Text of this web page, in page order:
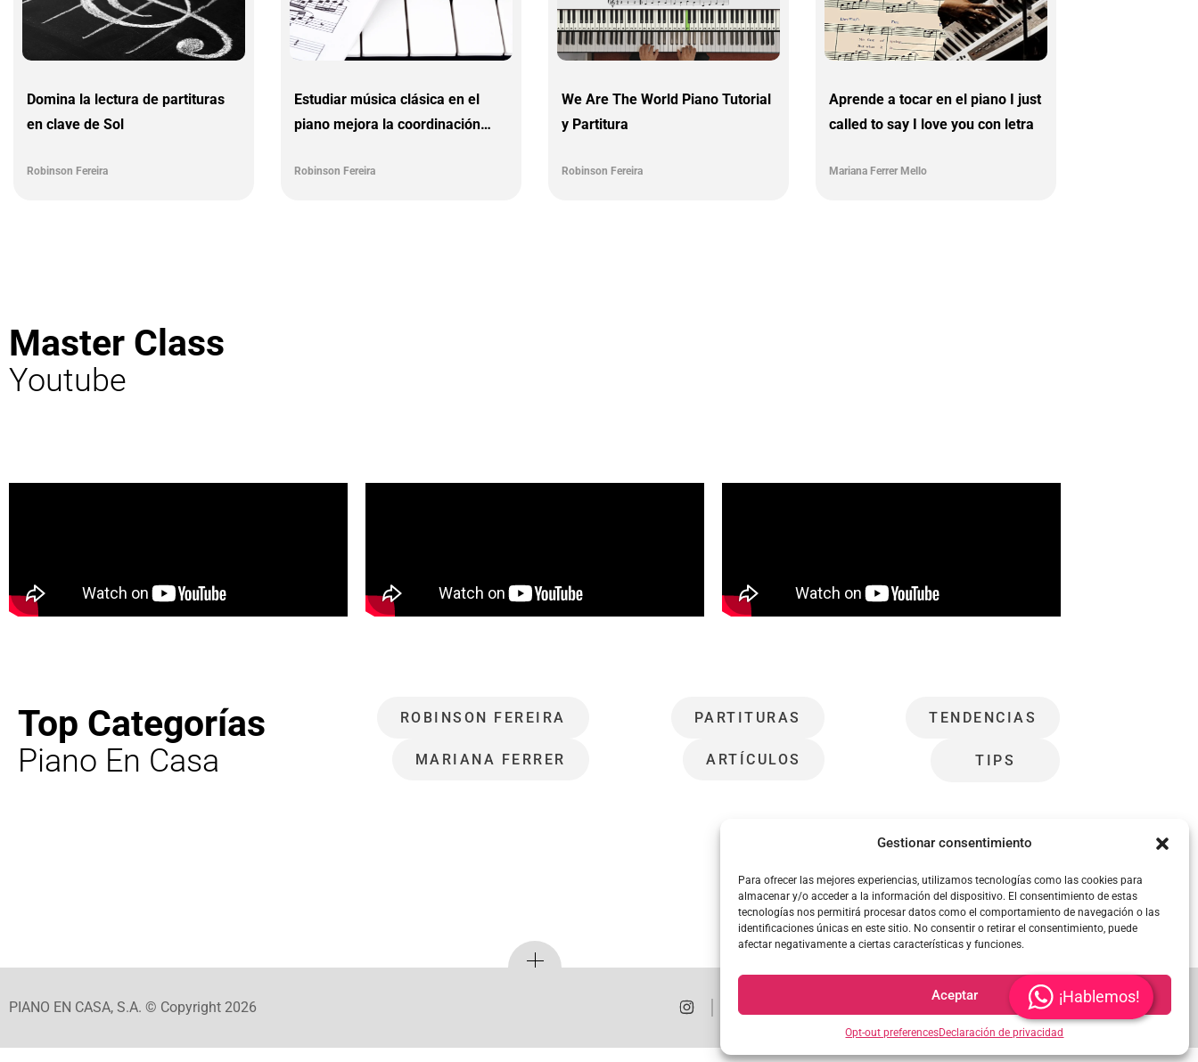
Gestionar consentimiento
Para ofrecer las mejores experiencias, utilizamos tecnologías como las cookies para
almacenar y/o acceder a la información del dispositivo. El consentimiento de estas
tecnologías nos permitirá procesar datos como el comportamiento de navegación o las
identificaciones únicas en este sitio. No consentir o retirar el consentimiento, puede
afectar negativamente a ciertas características y funciones.
Aceptar
Opt-out preferencesDeclaración de privacidad
Domina la lectura de partituras
en clave de Sol
Robinson Fereira
Estudiar música clásica en el
piano mejora la coordinación
Robinson Fereira
We Are The World Piano Tutorial
y Partitura
Robinson Fereira
Aprende a tocar en el piano I just
called to say I love you con letra
Mariana Ferrer Mello
Master Class
Youtube
Top Categorías
Piano En Casa
ROBINSON FEREIRA
MARIANA FERRER
PARTITURAS
ARTÍCULOS
TENDENCIAS
TIPS
PIANO EN CASA, S.A. © Copyright 2026
¡Hablemos!